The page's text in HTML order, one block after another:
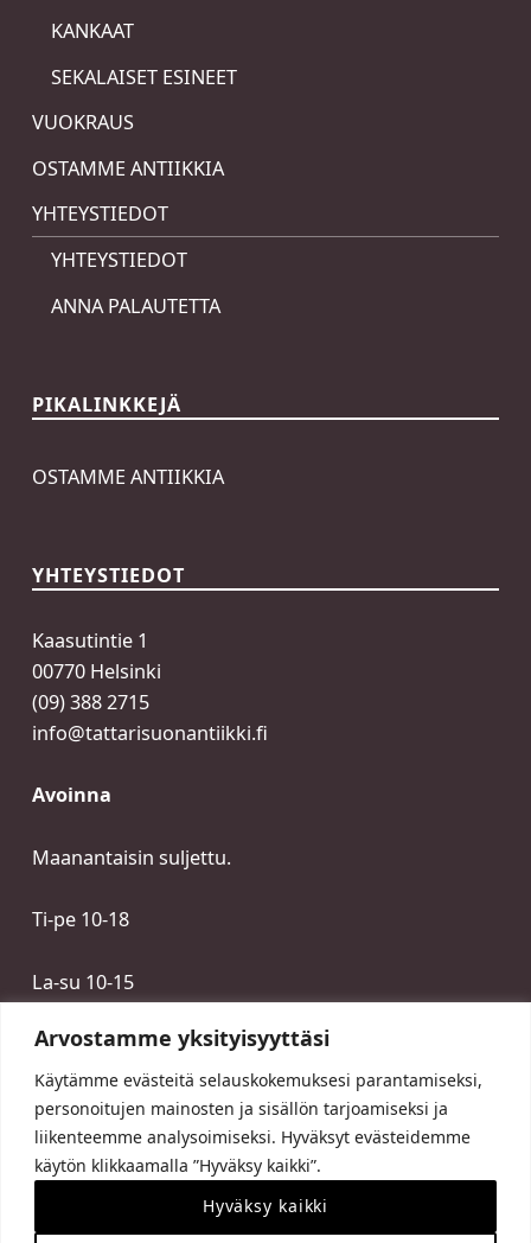
Arvostamme yksityisyyttäsi
Käytämme evästeitä selauskokemuksesi parantamiseksi,
personoitujen mainosten ja sisällön tarjoamiseksi ja
liikenteemme analysoimiseksi. Hyväksyt evästeidemme
käytön klikkaamalla ”Hyväksy kaikki”.
Hyväksy kaikki
KANKAAT
SEKALAISET ESINEET
VUOKRAUS
OSTAMME ANTIIKKIA
YHTEYSTIEDOT
YHTEYSTIEDOT
ANNA PALAUTETTA
PIKALINKKEJÄ
OSTAMME ANTIIKKIA
YHTEYSTIEDOT
Kaasutintie 1
00770 Helsinki
(09) 388 2715
info@tattarisuonantiikki.fi
Avoinna
Maanantaisin suljettu.
Ti-pe 10-18
La-su 10-15